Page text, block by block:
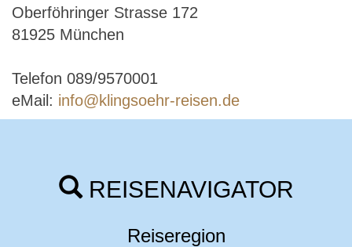
Oberföhringer Strasse 172
81925 München
Telefon 089/9570001
eMail: info@klingsoehr-reisen.de
REISENAVIGATOR
Reiseregion